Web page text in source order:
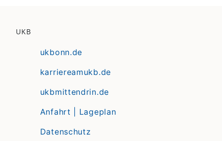
UKB
ukbonn.de
karriereamukb.de
ukbmittendrin.de
Anfahrt | Lageplan
Datenschutz